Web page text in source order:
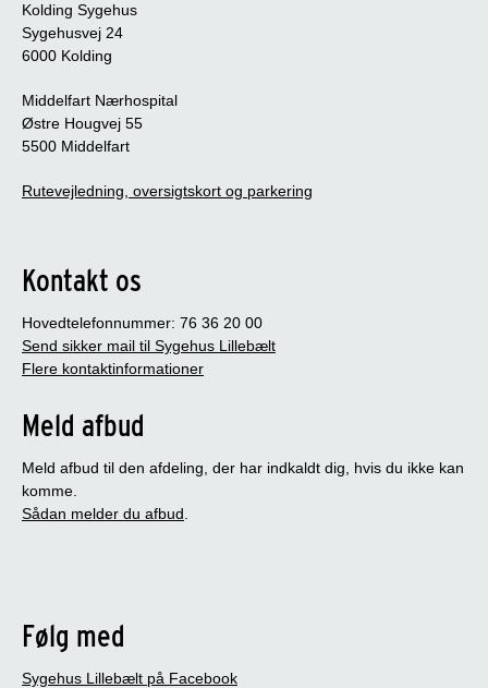
Kolding Sygehus
Sygehusvej 24
6000 Kolding
Middelfart Nærhospital
Østre Hougvej 55
5500 Middelfart
Rutevejledning, oversigtskort og parkering
Kontakt os
Hovedtelefonnummer: 76 36 20 00
Send sikker mail til Sygehus Lillebælt
Flere kontaktinformationer
Meld afbud
Meld afbud til den afdeling, der har indkaldt dig, hvis du ikke kan
komme.
Sådan melder du afbud.
Følg med
Sygehus Lillebælt på Facebook